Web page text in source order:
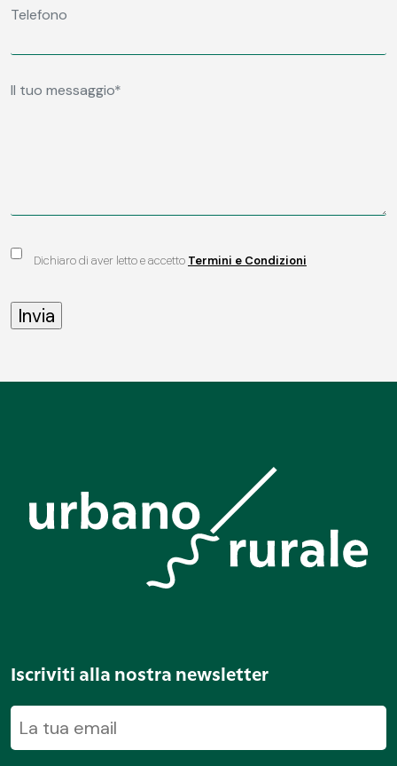
Dichiaro di aver letto e accetto Termini e Condizioni
Iscriviti alla nostra newsletter